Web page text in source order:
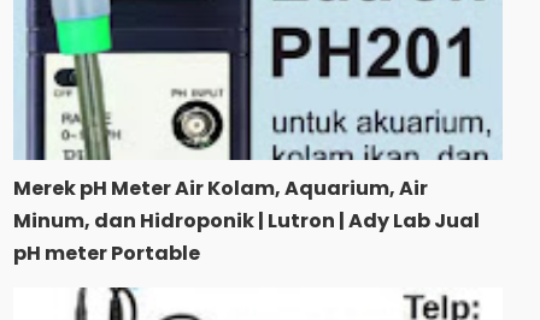
Merek pH Meter Air Kolam, Aquarium, Air
Minum, dan Hidroponik | Lutron | Ady Lab Jual
pH meter Portable